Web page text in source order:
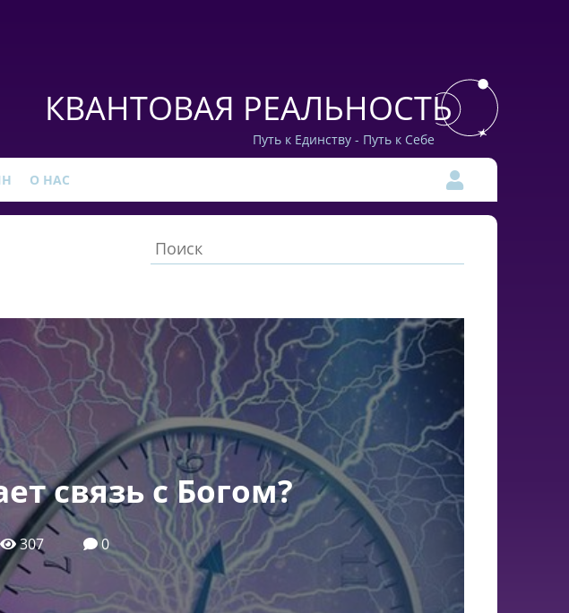
КВАНТОВАЯ РЕАЛЬНОСТЬ
Путь к Единству - Путь к Себе
О НАС
связь с Богом?
307 0